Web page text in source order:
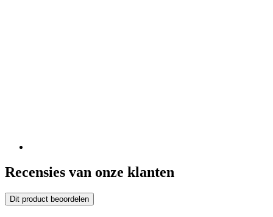
Recensies van onze klanten
Dit product beoordelen